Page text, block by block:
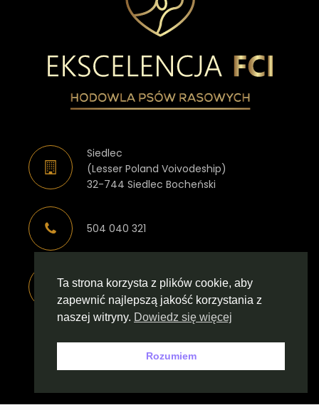
Siedlec
(Lesser Poland Voivodeship)
32-744 Siedlec Bocheński
504 040 321
magda.kita883@interia.pl
ekscelencjafci.pl
Ta strona korzysta z plików cookie, aby
zapewnić najlepszą jakość korzystania z
naszej witryny. Dowiedz się więcej
Rozumiem